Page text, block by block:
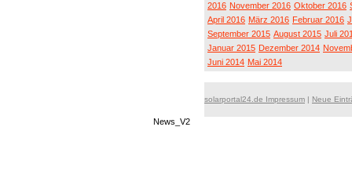
2016 November 2016 Oktober 2016
April 2016 März 2016 Februar 2016
September 2015 August 2015 Juli
Januar 2015 Dezember 2014
Juni 2014 Mai 2014
solarportal24.de Impressum | Neue
News_V2